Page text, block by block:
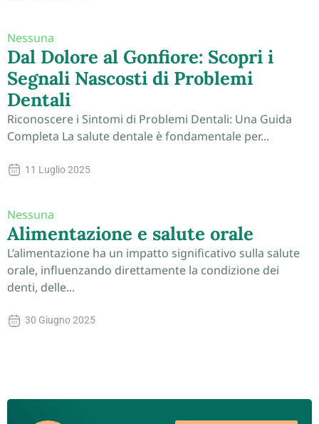
Nessuna
Dal Dolore al Gonfiore: Scopri i
Segnali Nascosti di Problemi
Dentali
Riconoscere i Sintomi di Problemi Dentali: Una Guida
Completa La salute dentale è fondamentale per...
11 Luglio 2025
Nessuna
Alimentazione e salute orale
L’alimentazione ha un impatto significativo sulla salute
orale, influenzando direttamente la condizione dei
denti, delle...
30 Giugno 2025